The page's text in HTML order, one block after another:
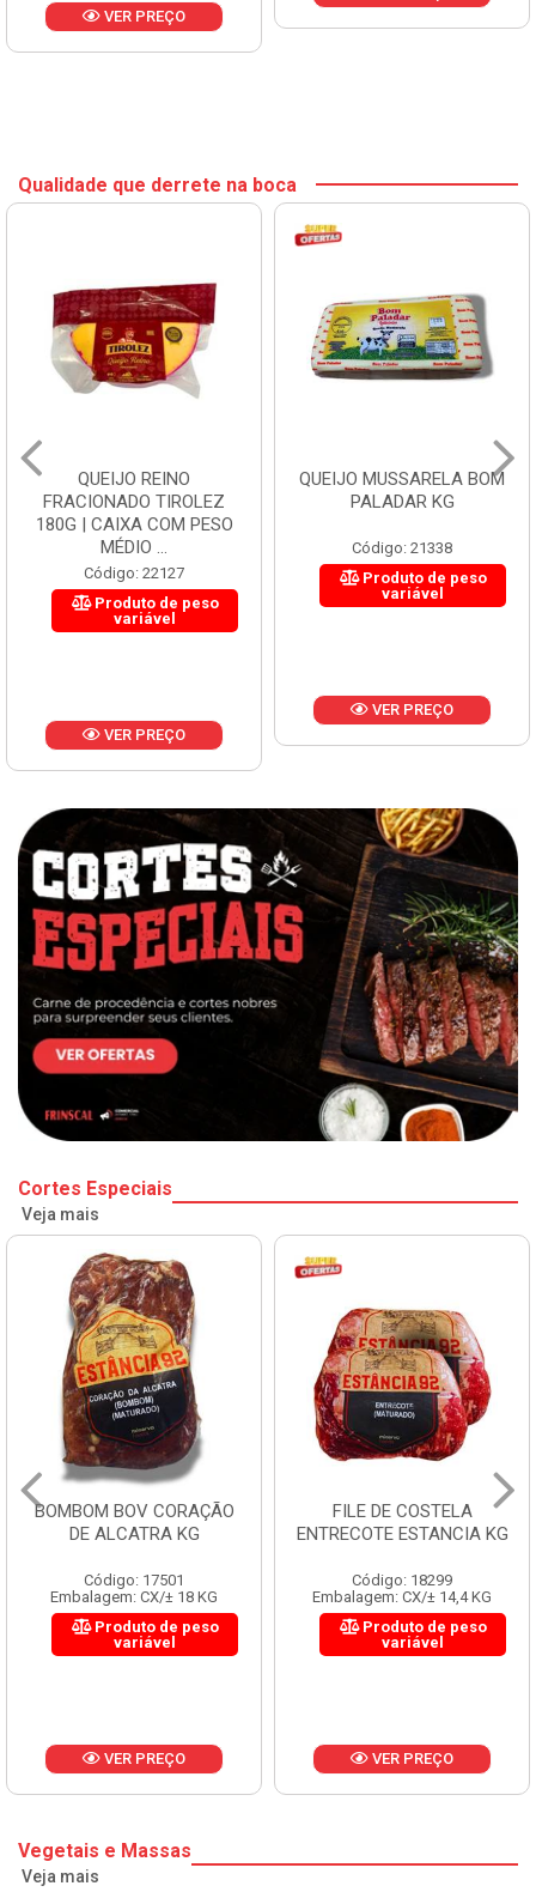
VER PREÇO
Qualidade que derrete na boca
QUEIJO REINO
FRACIONADO TIROLEZ
180G | CAIXA COM PESO
MÉDIO ...
Código: 22127
Produto de peso
variável
VER PREÇO
QUEIJO MUSSARELA BOM
PALADAR KG
Código: 21338
Produto de peso
variável
VER PREÇO
Cortes Especiais
Veja mais
BOMBOM BOV CORAÇÃO
DE ALCATRA KG
Código: 17501
Embalagem: CX/± 18 KG
Produto de peso
variável
VER PREÇO
FILE DE COSTELA
ENTRECOTE ESTANCIA KG
Código: 18299
Embalagem: CX/± 14,4 KG
Produto de peso
variável
VER PREÇO
Vegetais e Massas
Veja mais